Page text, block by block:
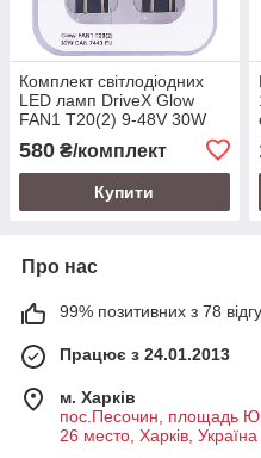
Комплект світлодіодних
LED ламп DriveX Glow
FAN1 T20(2) 9-48V 30W
7443/W21/5W Ø16 мм EU
580 ₴/комплект
Купити
Про нас
99% позитивних з 78
Працює з 24.01.2013
м. Харків
пос.Песочин, площадь
26 место, Харків, Україна